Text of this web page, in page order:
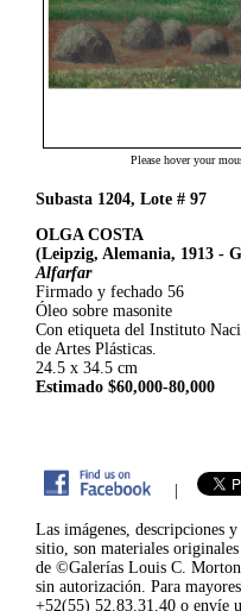
Please hover your
Subasta 1204, Lote # 97
OLGA COSTA
(Leipzig, Alemania, 1913 -
Alfarfar
Firmado y fechado 56
Óleo sobre masonite
Con etiqueta del Instituto
de Artes Plásticas.
24.5 x 34.5 cm
Estimado $60,000-80,000
|
Las imágenes, descripciones
sitio, son materiales
de ©Galerías Louis C. Morton
sin autorización. Para
+52(55) 52.83.31.40 o envíe